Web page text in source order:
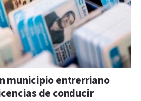
municipio entrerriano
de conducir